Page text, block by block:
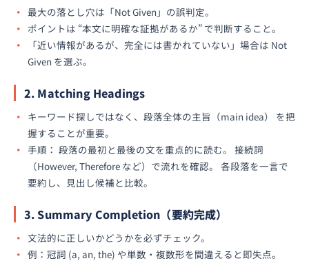
最大の落とし穴は「Not Given」の誤判定。
ポイントは “本文に明確な証拠があるか” で判断すること。
「近い情報があるが、完全には書かれていない」場合は Not
Given を選ぶ。
2. Matching Headings
キーワード探しではなく、段落全体の主旨（main idea） を把
握することが重要。
手順： 段落の最初と最後の文を重点的に読む。 接続詞
（However, Therefore など）で流れを確認。 各段落を一言で
要約し、見出し候補と比較。
3. Summary Completion（要約完成）
文法的に正しいかどうかを必ずチェック。
例：冠詞 (a, an, the) や単数・複数形を間違えると即失点。